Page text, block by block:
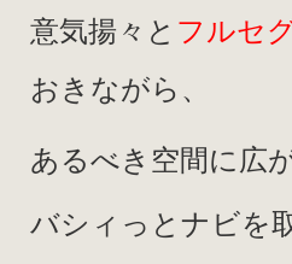
意気揚々と フルセ
おきながら、
あるべき空間に広
バシィっとナビを